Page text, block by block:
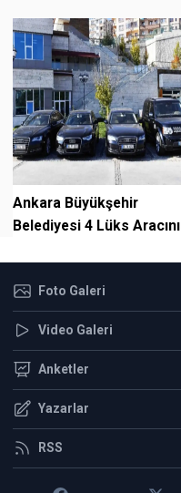
Ankara Büyükşehir
Belediyesi 4 Lüks Aracını
Foto Galeri
Video Galeri
Anketler
Yazarlar
RSS